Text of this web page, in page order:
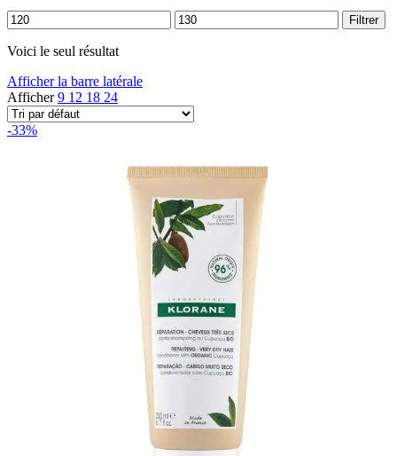
Prix
min
Prix
max
Filtrer
Voici le seul résultat
Afficher la barre latérale
Afficher9 12 18 24
-33%